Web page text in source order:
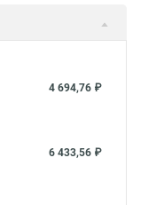
4 694,76 ₽
6 433,56 ₽